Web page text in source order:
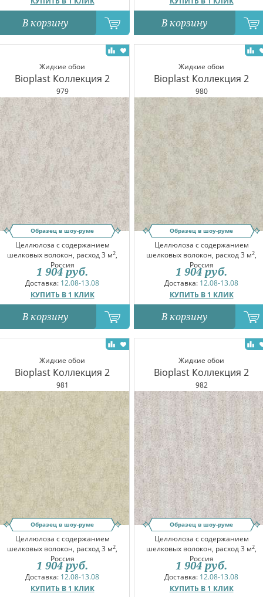
В корзину В корзину
Жидкие обои
Bioplast Коллекция 2
979
Образец в шоу-руме
Целлюлоза с содержанием
шелковых волокон, расход 3 м2,
Россия
Доставка: 12.08-13.08
КУПИТЬ В 1 КЛИК
1 904 руб.
В корзину
Жидкие обои
Bioplast Коллекция 2
980
Образец в шоу-руме
Целлюлоза с содержанием
шелковых волокон, расход 3 м2,
Россия
Доставка: 12.08-13.08
КУПИТЬ В 1 КЛИК
1 904 руб.
В корзину
Жидкие обои
Bioplast Коллекция 2
981
Образец в шоу-руме
Целлюлоза с содержанием
шелковых волокон, расход 3 м2,
Россия
Доставка: 12.08-13.08
КУПИТЬ В 1 КЛИК
1 904 руб.
Жидкие обои
Bioplast Коллекция 2
982
Образец в шоу-руме
Целлюлоза с содержанием
шелковых волокон, расход 3 м2,
Россия
Доставка: 12.08-13.08
КУПИТЬ В 1 КЛИК
1 904 руб.